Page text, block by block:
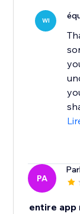
WI
PA
entire app